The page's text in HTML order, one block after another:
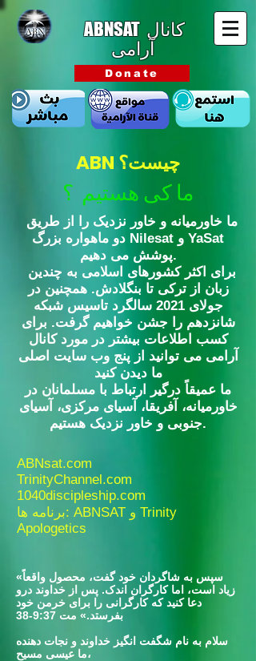
ABNSAT کانال
آرامی
Donate
ABN چیست؟
ما کی هستیم ؟
دو ماهواره بزرگ Nilesat و YaSat
پوشش می دهیم.
زبان از ترکی تا بنگلادش. همچنین در
جولای 2021 سالگرد تاسیس شبکه
شانزدهم را جشن خواهیم گرفت. برای
کسب اطلاعات بیشتر در مورد کانال
آرامی می توانید از پنج وب سایت اصلی
ما دیدن کنید
ما عمیقاً درگیر ارتباط با مسلمانان در
خاورمیانه، آفریقا، آسیای مرکزی، آسیای
جنوبی و خاور نزدیک هستیم.
«سپس به شاگردان خود گفت، محصول واقعاً
زیاد است، اما کارگران اندک. پس از خداوند درو
دعا کنید که کارگرانی را برای خرمن خود
بفرستد.» مت 9:37-38
سلام به نام شگفت انگیز خداوند و نجات دهنده
ما عیسی مسیح،
ABNsat.com
TrinityChannel.com
1040discipleship.com
برنامه ها: ABNSAT و Trinity
Apologetics